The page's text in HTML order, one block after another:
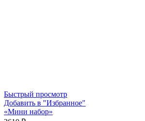
Быстрый просмотр
Добавить в "Избранное"
«Мини набор»